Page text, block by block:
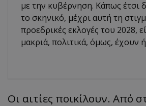
με την κυβέρνηση. Κάπως έτσι
το σκηνικό, μέχρι αυτή τη
προεδρικές εκλογές του 2028,
μακριά, πολιτικά, όμως, έχουν
Οι αιτίες ποικίλουν. Από